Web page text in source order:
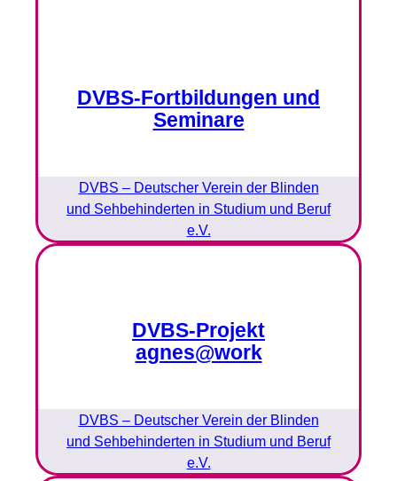
DVBS-Fortbildungen und
Seminare
DVBS – Deutscher Verein der Blinden
und Sehbehinderten in Studium und Beruf
e.V.
DVBS-Projekt
agnes@work
DVBS – Deutscher Verein der Blinden
und Sehbehinderten in Studium und Beruf
e.V.